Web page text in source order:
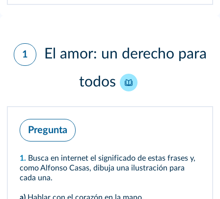
1
El amor: un derecho para
todos
Pregunta
1. Busca en internet el significado de estas frases y,
como Alfonso Casas, dibuja una ilustración para
cada una.